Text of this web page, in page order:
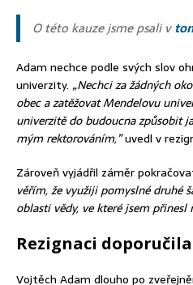
O této kauze jsme psali v
Adam nechce podle svých slov
univerzity. „Nechci za žádných
obec a zatěžovat Mendelovu
univerzitě do budoucna způsobit
mým rektorováním,”uvedl v
Zároveň vyjádřil záměr
věřím, že využiji pomyslné druhé
oblasti vědy, ve které jsem přinesl
Rezignaci
Vojtěch Adam dlouho po